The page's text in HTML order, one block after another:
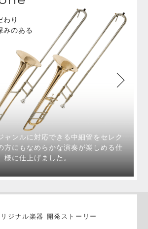
わり
みのある
ャンルに対応できる中細管をセレク
方にもなめらかな演奏が楽しめる仕
様に仕上げました。
ジナル楽器 開発ストーリー